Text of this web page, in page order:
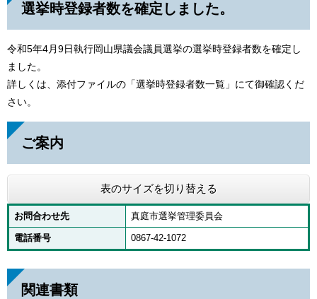
選挙時登録者数を確定しました。
令和5年4月9日執行岡山県議会議員選挙の選挙時登録者数を確定し
ました。
詳しくは、添付ファイルの「選挙時登録者数一覧」にて御確認くだ
さい。
ご案内
表のサイズを切り替える
お問合わせ先 真庭市選挙管理委員会
電話番号 0867-42-1072
関連書類